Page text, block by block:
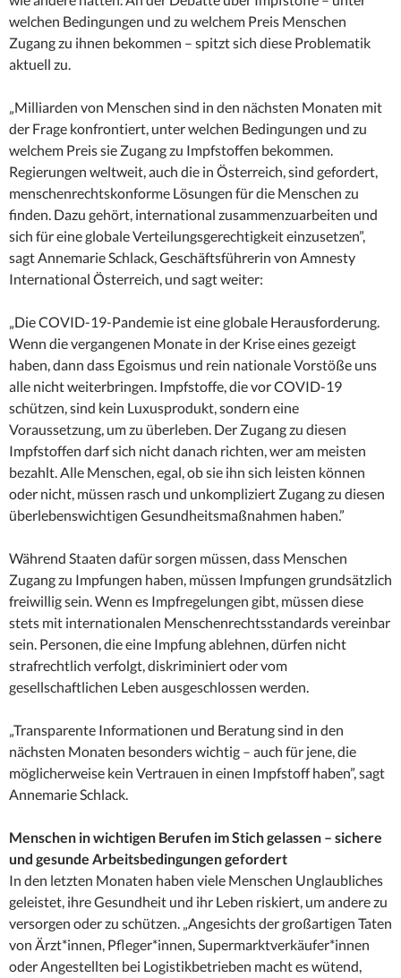
welchen Bedingungen und zu welchem Preis Menschen
Zugang zu ihnen bekommen – spitzt sich diese Problematik
aktuell zu.
„Milliarden von Menschen sind in den nächsten Monaten mit
der Frage konfrontiert, unter welchen Bedingungen und zu
welchem Preis sie Zugang zu Impfstoffen bekommen.
Regierungen weltweit, auch die in Österreich, sind gefordert,
menschenrechtskonforme Lösungen für die Menschen zu
finden. Dazu gehört, international zusammenzuarbeiten und
sich für eine globale Verteilungsgerechtigkeit einzusetzen”,
sagt Annemarie Schlack, Geschäftsführerin von Amnesty
International Österreich, und sagt weiter:
„Die COVID-19-Pandemie ist eine globale Herausforderung.
Wenn die vergangenen Monate in der Krise eines gezeigt
haben, dann dass Egoismus und rein nationale Vorstöße uns
alle nicht weiterbringen. Impfstoffe, die vor COVID-19
schützen, sind kein Luxusprodukt, sondern eine
Voraussetzung, um zu überleben. Der Zugang zu diesen
Impfstoffen darf sich nicht danach richten, wer am meisten
bezahlt. Alle Menschen, egal, ob sie ihn sich leisten können
oder nicht, müssen rasch und unkompliziert Zugang zu diesen
überlebenswichtigen Gesundheitsmaßnahmen haben.”
Während Staaten dafür sorgen müssen, dass Menschen
Zugang zu Impfungen haben, müssen Impfungen grundsätzlich
freiwillig sein. Wenn es Impfregelungen gibt, müssen diese
stets mit internationalen Menschenrechtsstandards vereinbar
sein. Personen, die eine Impfung ablehnen, dürfen nicht
strafrechtlich verfolgt, diskriminiert oder vom
gesellschaftlichen Leben ausgeschlossen werden.
„Transparente Informationen und Beratung sind in den
nächsten Monaten besonders wichtig – auch für jene, die
möglicherweise kein Vertrauen in einen Impfstoff haben”, sagt
Annemarie Schlack.
Menschen in wichtigen Berufen im Stich gelassen – sichere
und gesunde Arbeitsbedingungen gefordert
In den letzten Monaten haben viele Menschen Unglaubliches
geleistet, ihre Gesundheit und ihr Leben riskiert, um andere zu
versorgen oder zu schützen. „Angesichts der großartigen Taten
von Ärzt*innen, Pfleger*innen, Supermarktverkäufer*innen
oder Angestellten bei Logistikbetrieben macht es wütend,